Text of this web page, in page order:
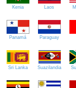
Kenia Laos
Panamá Paraguay
Sri Lanka Suazilandia